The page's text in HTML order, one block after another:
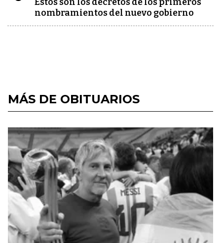
nombramientos del nuevo gobierno
MÁS DE OBITUARIOS